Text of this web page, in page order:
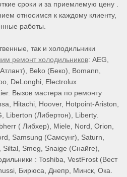
сроки и за приемлемую цену .
относимся к каждому клиенту,
работы.
так и холодильники
ремонт холодильников: AEG,
Beko (Беко), Bomann,
DeLonghi, Electrolux
Вызов мастера по ремонту
Hitachi, Hoover, Hotpoint-Ariston,
Liberton (Либертон), Liberty.
( Либхер), Miele, Nord, Orion,
Samsung (Самсунг), Saturn,
Smeg, Snaige (Снайге),
: Toshiba, VestFrost (Вест
Бирюса, Днепр, Минск, Ока.